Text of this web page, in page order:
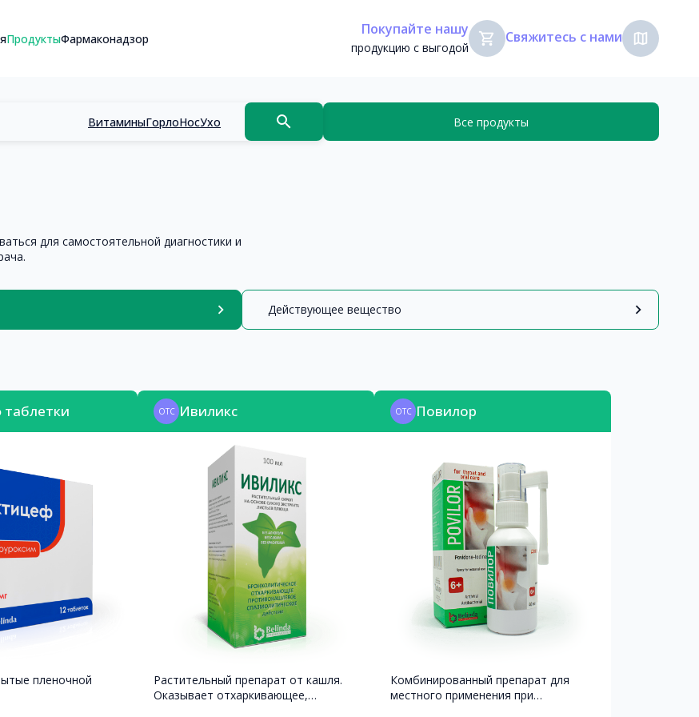
ПродуктыФармаконадзор
Покупайте нашу
продукцию с выгодой
shopping_cart Свяжитесь с нами map
ВитаминыГорлоНосУхо search Все продукты
для самостоятельной диагностики и
chevron_right Действующее вещество chevron_right
пленочной
OTC Ивиликс
Растительный препарат от кашля.
Оказывает отхаркивающее,
OTC Повилор
Комбинированный препарат для
местного применения при